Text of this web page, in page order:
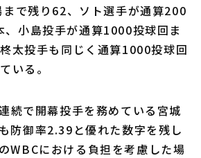
で残り62、ソト選手が通算200
、小島投手が通算1000投球回ま
太投手も同じく通算1000投球回
いる。
続で開幕投手を務めている宮城
防御率2.39と優れた数字を残し
WBCにおける負担を考慮した場